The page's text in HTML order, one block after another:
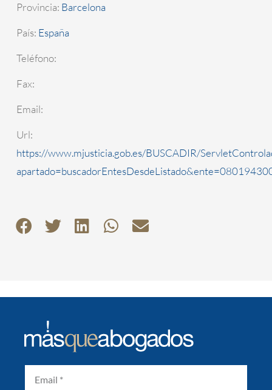
Provincia: Barcelona
País: España
Teléfono:
Fax:
Email:
Url:
https://www.mjusticia.gob.es/BUSCADIR/